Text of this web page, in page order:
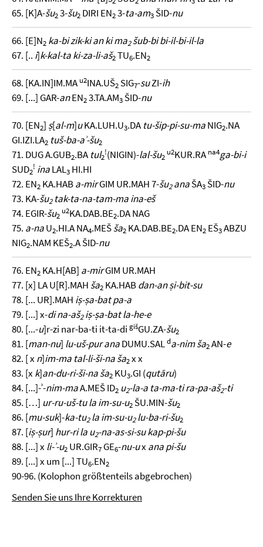
65. [K]A-šu23-šu2 DIRI EN23-ta-am3 ŠID-nu
66. [E]N2 ka-bi zik-ki an ki ma2šub-bi bi-il-bi-il-la
67. [.. i]k-kal-ta ki-za-li-aš2TU6.EN2
68. [KA.IN]IM.MA u2INA.UŠ2 SIG7-suZI-ih
69. [...] GAR-anEN23.TA.AM3 ŠID-nu
70. [EN2] ṣ[al-m]uKA.LUH.U3.DA tu-šip-pi-su-maNIG2.NA
GI.IZI.LA2 tuš-ba-aʾ-šu2
71. DUG A.GUB2.BA tul2
!(NIGIN)-lal-šu2
u2KUR.RA na4ga-bi-i
SUD2
! inaLAL3 HI.HI
72. EN2 KA.HABa-mirGIM UR.MAH 7-šu2anaŠA3 ŠID-nu
73. KA-šu2tak-ta-na-tam-ma ina-eš
74. EGIR-šu2
u2KA.DAB.BE2.DA NAG
75. a-naU2.HI.A NA4.MEŠša2 KA.DAB.BE2.DA EN2 EŠ3ABZU
NIG2.NAM KEŠ2.A ŠID-nu
76. EN2 KA.H[AB] a-mirGIM UR.MAH
77. [x] LA U[R].MAH ša2 KA.HABdan-an ṣi-bit-su
78. [... UR].MAH iṣ-ṣa-bat pa-a
79. [...] x-di na-aš2iṣ-ṣa-bat la-he-e
80. [...-u]r-zi nar-ba-ti it-ta-di gišGU.ZA-šu2
81. [man-nu] lu-uš-pur anaDUMU.SALda-nim ša2AN-e
82. [ x n]im-ma tal-li-ši-na ša2x x
83. [x k]an-du-ri-ši-na ša2 KU3.GI (qutāru)
84. [...]-ʾ-nim-maA.MEŠ ID2 u2-la-a ta-ma-ti ra-pa-aš2-ti
85. […] ur-ru-uš-tu la im-su-u2 ŠU.MIN-šu2
86. [mu-suk]-ka-tu2la im-su-u2lu-ba-ri-šu2
87. [iṣ-ṣur] hur-ri la u2-na-as-si-su kap-pi-šu
88. [...] x li-ʾ-u2 UR.GIR7 GE6-nu-ux ana pi-šu
89. [...] x um [...] TU6.EN2
90-96. (Kolophon größtenteils abgebrochen)
Senden Sie uns Ihre Korrekturen